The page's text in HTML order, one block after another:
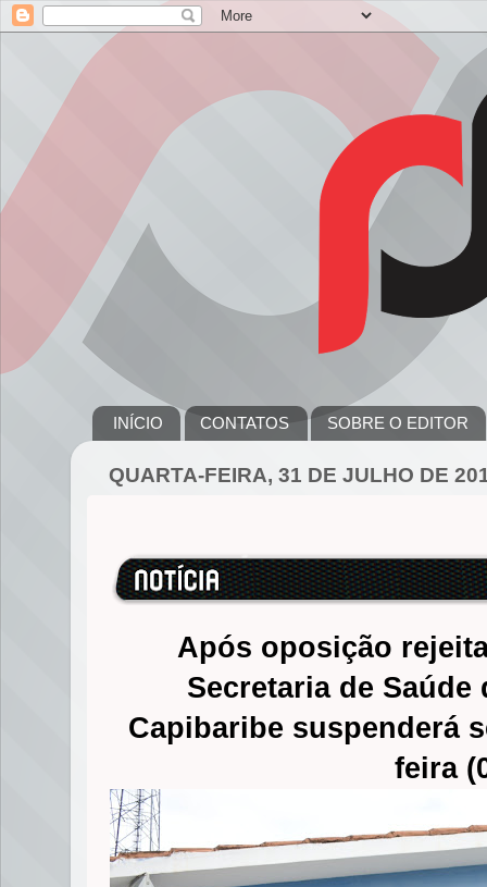
INÍCIO CONTATOS SOBRE O EDITOR
QUARTA-FEIRA, 31 DE JULHO DE
Após oposição
Secretaria de Saúde
Capibaribe suspenderá
feira